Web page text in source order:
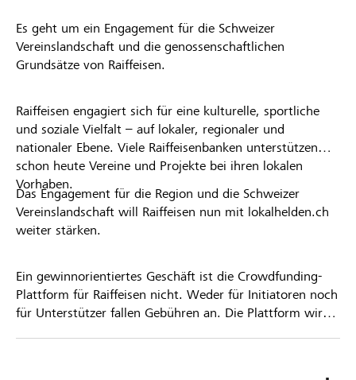
Es geht um ein Engagement für die Schweizer
Vereinslandschaft und die genossenschaftlichen
Grundsätze von Raiffeisen.
Raiffeisen engagiert sich für eine kulturelle, sportliche
und soziale Vielfalt – auf lokaler, regionaler und
nationaler Ebene. Viele Raiffeisenbanken unterstützen
schon heute Vereine und Projekte bei ihren lokalen
Vorhaben.
Das Engagement für die Region und die Schweizer
Vereinslandschaft will Raiffeisen nun mit lokalhelden.ch
weiter stärken.
Ein gewinnorientiertes Geschäft ist die Crowdfunding-
Plattform für Raiffeisen nicht. Weder für Initiatoren noch
für Unterstützer fallen Gebühren an. Die Plattform wird